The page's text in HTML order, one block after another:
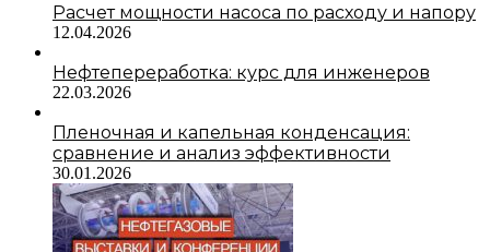
Расчет мощности насоса по расходу и напору
12.04.2026
Нефтепереработка: курс для инженеров
22.03.2026
Пленочная и капельная конденсация:
сравнение и анализ эффективности
30.01.2026